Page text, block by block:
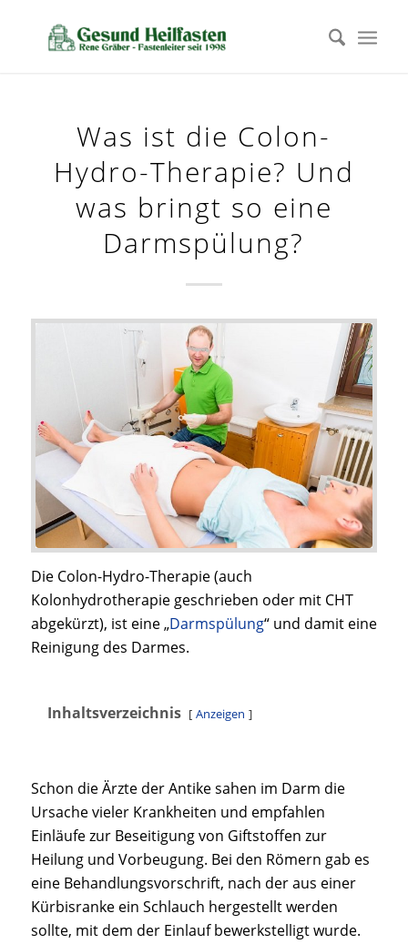
Was ist die Colon-
Hydro-Therapie? Und
was bringt so eine
Darmspülung?
Die Colon-Hydro-Therapie (auch
Kolonhydrotherapie geschrieben oder mit CHT
abgekürzt), ist eine „Darmspülung“ und damit eine
Reinigung des Darmes.
Inhaltsverzeichnis Anzeigen
Schon die Ärzte der Antike sahen im Darm die
Ursache vieler Krankheiten und empfahlen
Einläufe zur Beseitigung von Giftstoffen zur
Heilung und Vorbeugung. Bei den Römern gab es
eine Behandlungsvorschrift, nach der aus einer
Kürbisranke ein Schlauch hergestellt werden
sollte, mit dem der Einlauf bewerkstelligt wurde.